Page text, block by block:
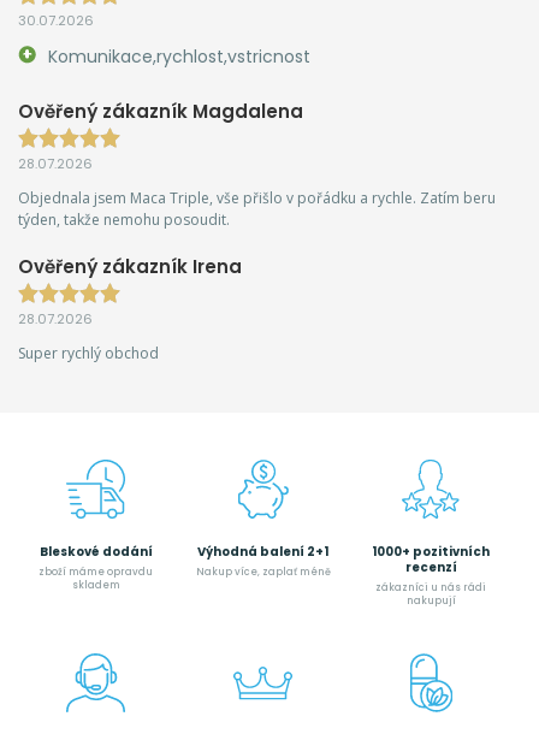
30.07.2026
Komunikace,rychlost,vstricnost
Ověřený zákazník Magdalena
28.07.2026
Objednala jsem Maca Triple, vše přišlo v pořádku a rychle. Zatím beru
týden, takže nemohu posoudit.
Ověřený zákazník Irena
28.07.2026
Super rychlý obchod
Bleskové dodání
zboží máme opravdu
skladem
Výhodná balení 2+1
Nakup více, zaplať méně
1000+ pozitivních
recenzí
zákazníci u nás rádi
nakupují